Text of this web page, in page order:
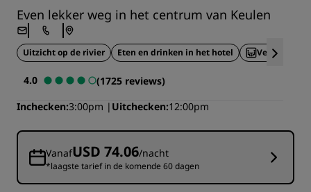
Even lekker weg in het centrum van Keulen
Uitzicht op de rivier Eten en drinken in het hotel
4.0
(1725 reviews)
Inchecken 3:00pm Uitchecken 12:00pm
VanafUSD 74.06/nacht
*laagste tarief in de komende 60 dagen